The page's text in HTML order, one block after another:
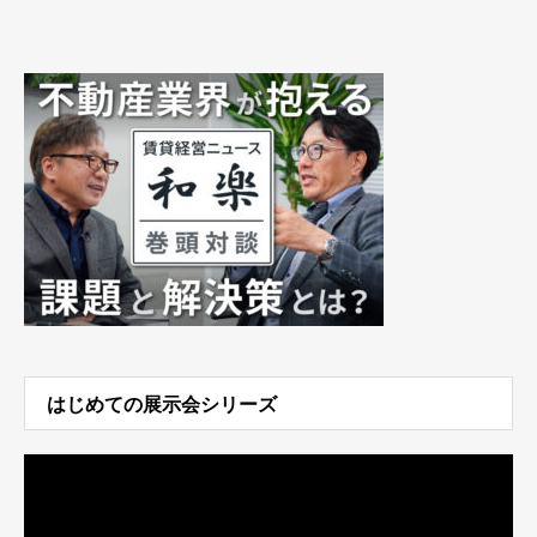
はじめての展示会シリーズ